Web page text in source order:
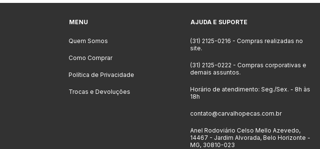
MENU
Quem Somos
Como Comprar
Política de Privacidade
Trocas e Devoluções
AJUDA E SUPORTE
(31) 2125-0216 - Compras realizadas no
site.
(31) 2125-0222 - Compras corporativas e
demais assuntos.
Horário de atendimento: Seg./Sex. - 8h às
18h
contato@carvalhopecas.com.br
Anel Rodoviário Celso Mello Azevedo,
14467 - Jardim Alvorada, Belo Horizonte -
MG, 30810-023